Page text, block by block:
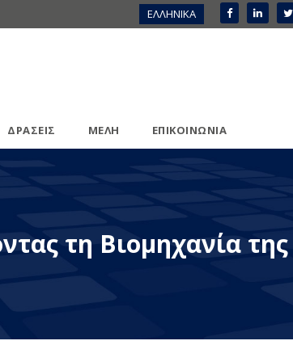
ΕΛΛΗΝΙΚΑ
ΔΡΑΣΕΙΣ ΜΕΛΗ ΕΠΙΚΟΙΝΩΝΙΑ
τη Βιομηχανία της